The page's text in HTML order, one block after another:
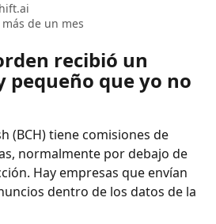
de un mes
recibió un
pequeño que yo no
(BCH) tiene comisiones de
normalmente por debajo de
Hay empresas que envían
dentro de los datos de la